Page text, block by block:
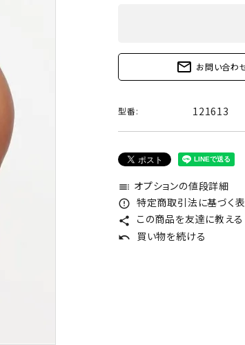
mail_outline お問い合わ
型番: 121613
toc オプションの値段詳細
error_outline 特定商取引法に基づく
share この商品を友達に教える
undo 買い物を続ける